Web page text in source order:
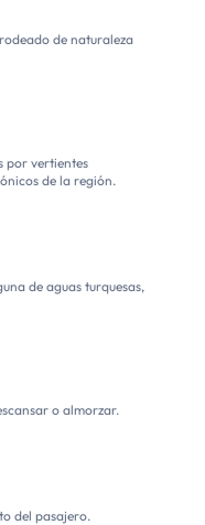
de naturaleza
por vertientes
de la región.
de aguas turquesas,
o almorzar.
del pasajero.